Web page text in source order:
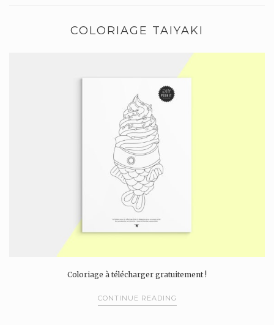
COLORIAGE TAIYAKI
Coloriage à télécharger gratuitement !
CONTINUE READING